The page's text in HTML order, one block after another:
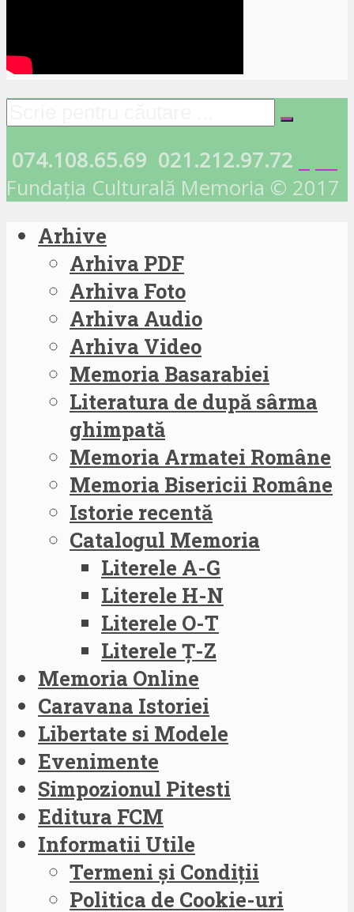
074.108.65.69 021.212.97.72
Fundația Culturală Memoria © 2017
Arhive
Arhiva PDF
Arhiva Foto
Arhiva Audio
Arhiva Video
Memoria Basarabiei
Literatura de după sârma
ghimpată
Memoria Armatei Române
Memoria Bisericii Române
Istorie recentă
Catalogul Memoria
Literele A-G
Literele H-N
Literele O-T
Literele Ț-Z
Memoria Online
Caravana Istoriei
Libertate si Modele
Evenimente
Simpozionul Pitesti
Editura FCM
Informatii Utile
Termeni și Condiții
Politica de Cookie-uri